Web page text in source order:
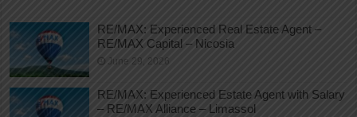
RE/MAX: Experienced Real Estate Agent –
RE/MAX Capital – Nicosia
June 29, 2026
RE/MAX: Experienced Estate Agent with Salary
– RE/MAX Alliance – Limassol